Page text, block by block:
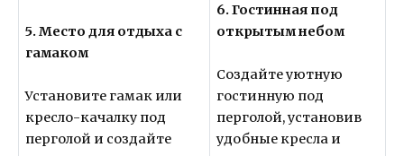
5. Место для отдыха с
гамаком
Установите гамак или
кресло-качалку под
перголой и создайте
6. Гостинная под
открытым небом
Создайте уютную
гостинную под
перголой, установив
удобные кресла и